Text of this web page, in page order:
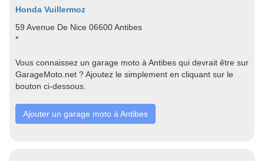
Honda Vuillermoz
59 Avenue De Nice 06600 Antibes
*
Vous connaissez un garage moto à Antibes qui devrait être sur
GarageMoto.net ? Ajoutez le simplement en cliquant sur le
bouton ci-dessous.
Ajouter un garage moto à Antibes